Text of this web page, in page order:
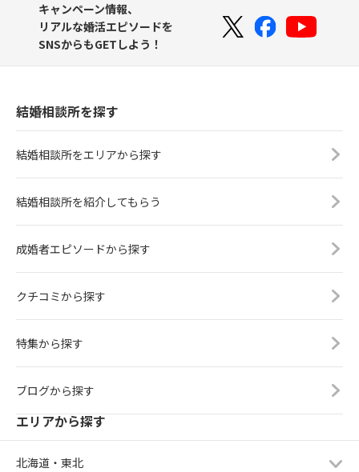
キャンペーン情報、
リアルな婚活エピソードを
SNSからもGETしよう！
結婚相談所を探す
結婚相談所をエリアから探す
結婚相談所を紹介してもらう
成婚者エピソードから探す
クチコミから探す
特集から探す
ブログから探す
エリアから探す
北海道・東北